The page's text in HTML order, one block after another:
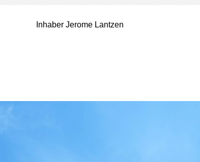
Inhaber Jerome Lantzen